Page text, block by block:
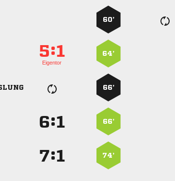
60’
:
Eigentor
64’
66’
: 66’
: 74’